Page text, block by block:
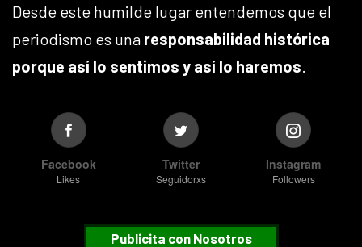
Desde este humilde lugar entendemos que el
periodismo es una responsabilidad histórica
porque así lo sentimos y así lo haremos
Facebook
Likes
Twitter
Seguidorxs
Instagram
Followers
Publicita con Nosotros